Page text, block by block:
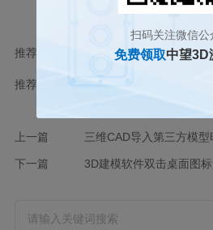
推荐阅读： 三维CAD
推荐阅读 ：3D建模软件
上一篇
下一篇
扫码关注微信公
免费领取中望3D